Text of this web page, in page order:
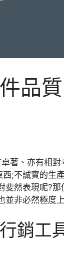
品
著、亦有相
;不誠實的生
然表現呢?
並非必然極度
銷工